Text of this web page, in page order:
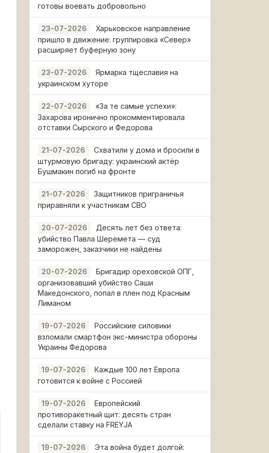
готовы воевать добровольно
23-07-2026
Харьковское направление
пришло в движение: группировка «Север»
расширяет буферную зону
23-07-2026
Ярмарка тщеславия на
украинском хуторе
22-07-2026
«За те самые успехи»:
Захарова иронично прокомментировала
отставки Сырского и Федорова
21-07-2026
Схватили у дома и бросили в
штурмовую бригаду: украинский актёр
Бушмакин погиб на фронте
21-07-2026
Защитников приграничья
приравняли к участникам СВО
20-07-2026
Десять лет без ответа:
убийство Павла Шеремета — суд
заморожен, заказчики не найдены
20-07-2026
Бригадир ореховской ОПГ,
организовавший убийство Саши
Македонского, попал в плен под Красным
Лиманом
19-07-2026
Российские силовики
взломали смартфон экс-министра обороны
Украины Федорова
19-07-2026
Каждые 100 лет Европа
готовится к войне с Россией
19-07-2026
Европейский
противоракетный щит: десять стран
сделали ставку на FREYJA
19-07-2026
Эта война будет долгой: